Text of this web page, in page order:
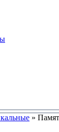
»